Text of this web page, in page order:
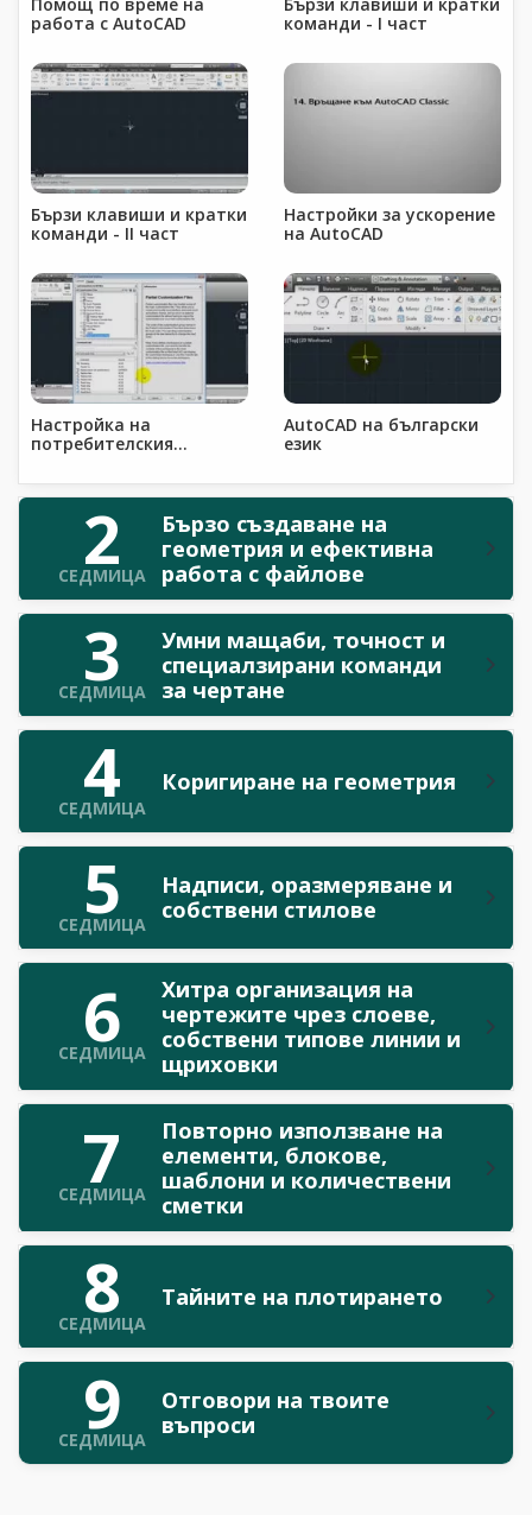
работа с AutoCAD
команди - I част
Бързи клавиши и кратки
команди - II част
Настройки за ускорение
на AutoCAD
Настройка на
потребителския
AutoCAD на български
език
2
СЕДМИЦА
Бързо създаване на
геометрия и ефективна
работа с файлове
3
СЕДМИЦА
Умни мащаби, точност и
специалзирани команди
за чертане
4
СЕДМИЦА
Коригиране на геометрия
5
СЕДМИЦА
Надписи, оразмеряванe и
собствени стилове
6
СЕДМИЦА
Хитра организация на
чертежите чрез слоеве,
собствени типове линии и
щриховки
7
СЕДМИЦА
Повторно използване на
елементи, блокове,
шаблони и количествени
сметки
8
СЕДМИЦА
Тайните на плотирането
9
СЕДМИЦА
Отговори на твоите
въпроси